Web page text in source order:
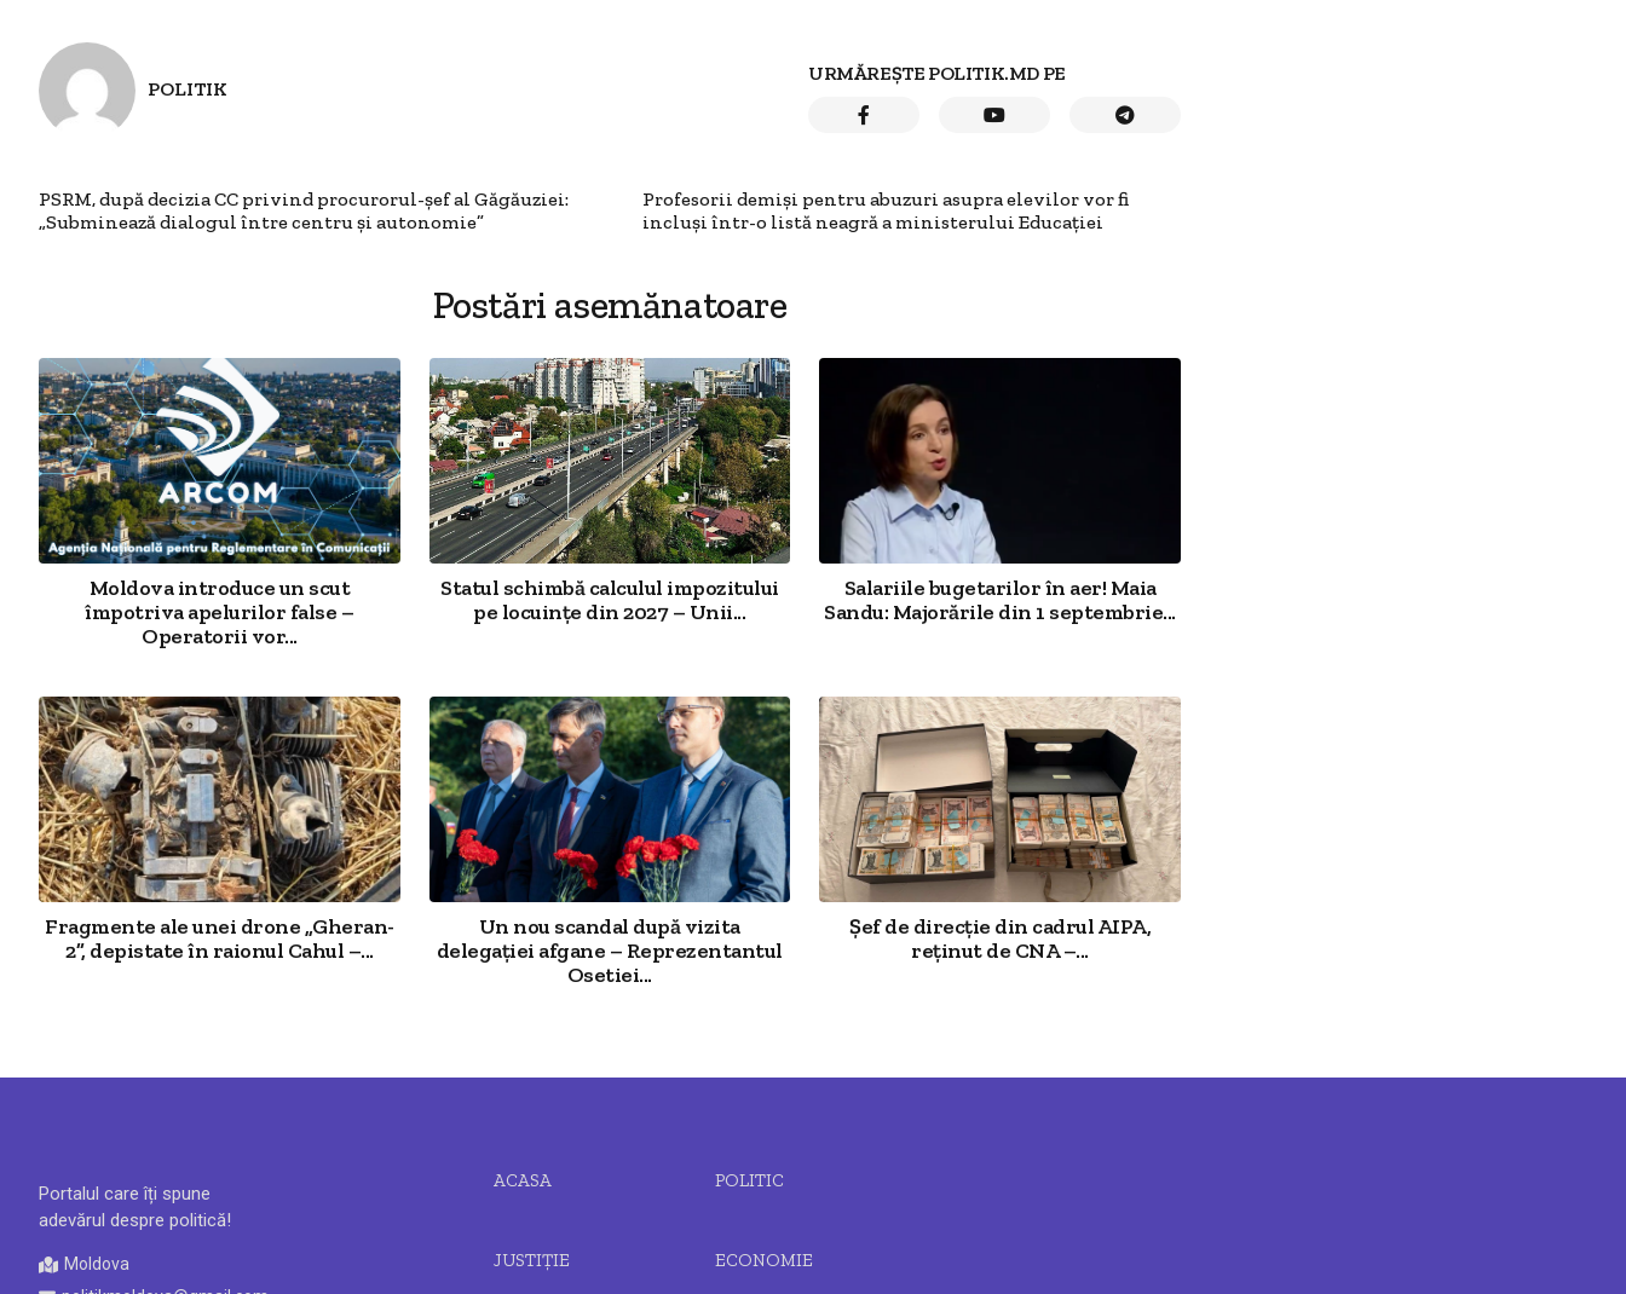
POLITIK
URMĂREȘTE POLITIK.MD PE
PSRM, după decizia CC privind procurorul-șef al Găgăuziei:
„Subminează dialogul între centru și autonomie”
Profesorii demiși pentru abuzuri asupra elevilor vor fi
incluși într-o listă neagră a ministerului Educației
Postări asemănatoare
Moldova introduce un scut
împotriva apelurilor false –
Operatorii vor...
Statul schimbă calculul impozitului
pe locuințe din 2027 – Unii...
Salariile bugetarilor în aer! Maia
Sandu: Majorările din 1 septembrie...
Fragmente ale unei drone „Gheran-
2”, depistate în raionul Cahul –...
Un nou scandal după vizita
delegației afgane – Reprezentantul
Osetiei...
Șef de direcție din cadrul AIPA,
reținut de CNA –...
Portalul care îți spune
adevărul despre politică!
Moldova
ACASA POLITIC
JUSTIȚIE ECONOMIE